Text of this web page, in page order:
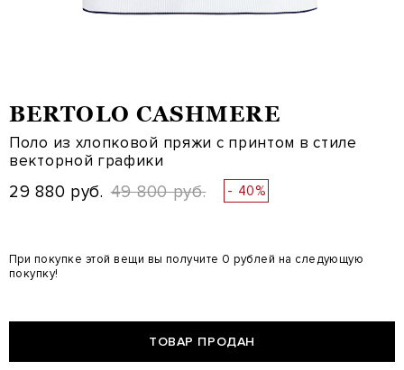
BERTOLO CASHMERE
Поло из хлопковой пряжи с принтом в стиле
векторной графики
29 880 руб. 49 800 руб. - 40%
При покупке этой вещи вы получите 0 рублей на следующую
покупку!
ТОВАР ПРОДАН